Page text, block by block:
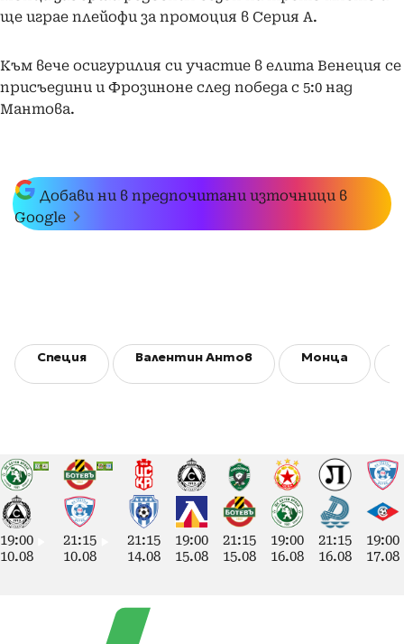
ще играе плейофи за промоция в Серия А.
Към вече осигурилия си участие в елита Венеция се
присъедини и Фрозиноне след победа с 5:0 над
Мантова.
Добави ни в предпочитани източници в
Google
Специя Валентин Антов Монца
19:00
10.08
21:15
10.08
21:15
14.08
19:00
15.08
21:15
15.08
19:00
16.08
21:15
16.08
19:00
17.08